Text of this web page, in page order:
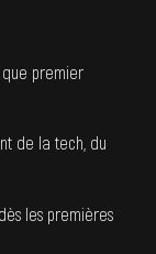
premier
de la tech, du
les premières